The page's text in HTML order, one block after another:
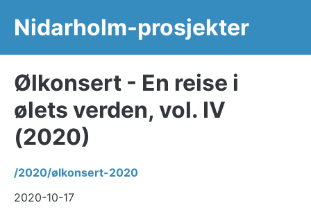
Nidarholm-prosjekter
Ølkonsert - En reise i
ølets verden, vol. IV
(2020)
/2020/ølkonsert-2020
2020-10-17